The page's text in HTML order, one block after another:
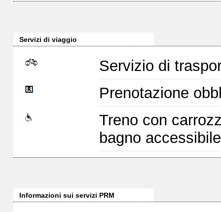
Servizi di viaggio
Servizio di
Prenotazione
Treno con
bagno
Informazioni sui servizi PRM